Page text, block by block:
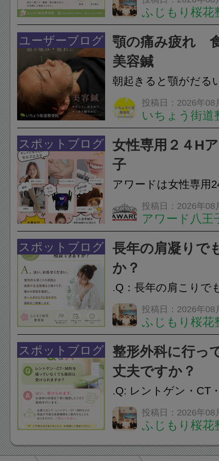
湿布は痛みを和らげ
すが、原因そのもの
いこともあります。
原因を確認し、お一
ふじもり桜花
ユーザーブログ
顎の痛み疲れ
美容鍼
朝起きると顎がだる
ありませんか？無意
は、顎の痛みや疲れ
フェイスラインの張
のこわばり・頭痛や
ながることがありま
投稿日：2026年08
いちょう街道
スポットブログ
女性専用２４H
子
アワードは女性専用
フエステを 思いっ
開催中
投稿日：2026年08
アワード八王
24時間ジム&
脱毛
スポットブログ
長年の肩凝りで
か？
.Q：長年の肩こりで
か？A：はい、お任
性的な肩こりの原因
慣など様々です。痛
し、お一人おひとり
をご提案します。.#
投稿日：2026年08
ふじもり桜花
スポットブログ
整形外科に行っ
丈夫ですか？
.Q: レントゲン・CT
いなくても施術は受
A: はい、受けられま
態を丁寧に確認した
投稿日：2026年08
ふじもり桜花